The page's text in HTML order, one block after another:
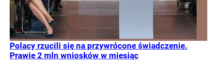
Polacy rzucili się na przywrócone świadczenie.
Prawie 2 mln wniosków w miesiąc